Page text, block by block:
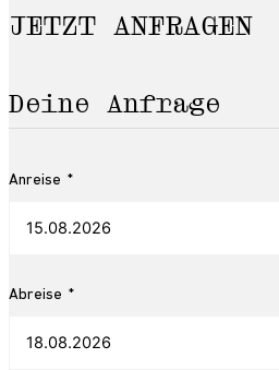
JETZT ANFRAGEN
Deine Anfrage
Anreise
Abreise